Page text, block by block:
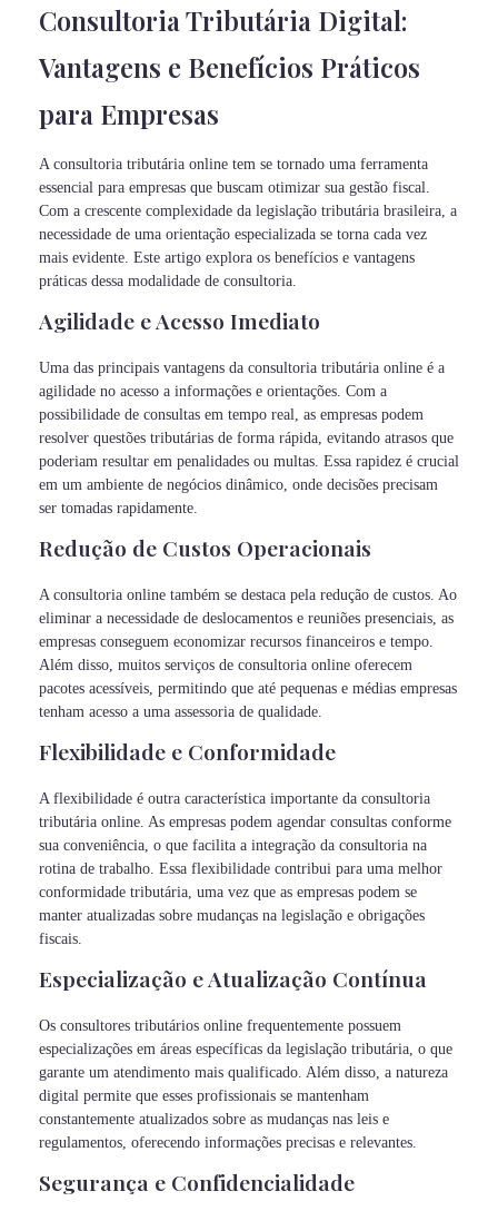
Consultoria Tributária Digital:
Vantagens e Benefícios Práticos
para Empresas
A consultoria tributária online tem se tornado uma ferramenta
essencial para empresas que buscam otimizar sua gestão fiscal.
Com a crescente complexidade da legislação tributária brasileira, a
necessidade de uma orientação especializada se torna cada vez
mais evidente. Este artigo explora os benefícios e vantagens
práticas dessa modalidade de consultoria.
Agilidade e Acesso Imediato
Uma das principais vantagens da consultoria tributária online é a
agilidade no acesso a informações e orientações. Com a
possibilidade de consultas em tempo real, as empresas podem
resolver questões tributárias de forma rápida, evitando atrasos que
poderiam resultar em penalidades ou multas. Essa rapidez é crucial
em um ambiente de negócios dinâmico, onde decisões precisam
ser tomadas rapidamente.
Redução de Custos Operacionais
A consultoria online também se destaca pela redução de custos. Ao
eliminar a necessidade de deslocamentos e reuniões presenciais, as
empresas conseguem economizar recursos financeiros e tempo.
Além disso, muitos serviços de consultoria online oferecem
pacotes acessíveis, permitindo que até pequenas e médias empresas
tenham acesso a uma assessoria de qualidade.
Flexibilidade e Conformidade
A flexibilidade é outra característica importante da consultoria
tributária online. As empresas podem agendar consultas conforme
sua conveniência, o que facilita a integração da consultoria na
rotina de trabalho. Essa flexibilidade contribui para uma melhor
conformidade tributária, uma vez que as empresas podem se
manter atualizadas sobre mudanças na legislação e obrigações
fiscais.
Especialização e Atualização Contínua
Os consultores tributários online frequentemente possuem
especializações em áreas específicas da legislação tributária, o que
garante um atendimento mais qualificado. Além disso, a natureza
digital permite que esses profissionais se mantenham
constantemente atualizados sobre as mudanças nas leis e
regulamentos, oferecendo informações precisas e relevantes.
Segurança e Confidencialidade